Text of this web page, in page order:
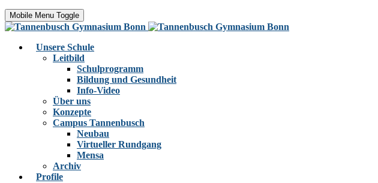
Mobile Menu Toggle
Unsere Schule
Leitbild
Schulprogramm
Bildung und Gesundheit
Info-Video
Über uns
Konzepte
Campus Tannenbusch
Neubau
Virtueller Rundgang
Mensa
Archiv
Profile